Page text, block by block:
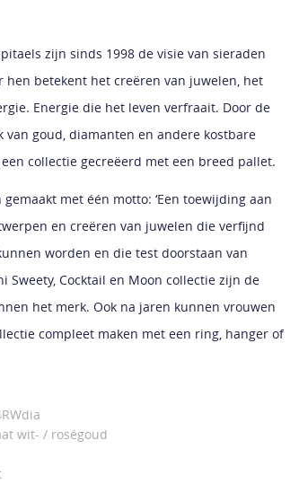
zijn sinds 1998 de visie van sieraden
hen betekent het creëren van juwelen, het
Energie die het leven verfraait. Door de
goud, diamanten en andere kostbare
collectie gecreëerd met een breed pallet.
met één motto: ‘Een toewijding aan
en creëren van juwelen die verfijnd
worden en die test doorstaan van
Sweety, Cocktail en Moon collectie zijn de
het merk. Ook na jaren kunnen vrouwen
compleet maken met een ring, hanger of
wit- / roségoud